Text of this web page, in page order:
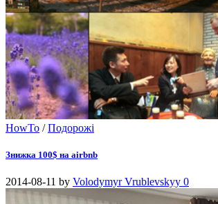
HowTo /Подорожі
Знижка 100$ на airbnb
2014-08-11 by Volodymyr Vrublevskyy 0